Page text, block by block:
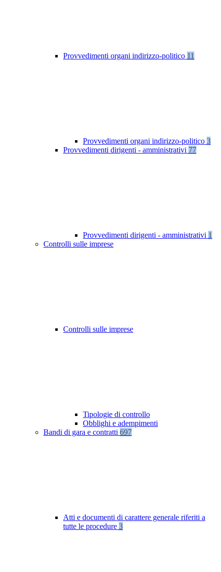
Provvedimenti organi indirizzo-politico 11
Provvedimenti organi indirizzo-politico 3
Provvedimenti dirigenti - amministrativi 77
Provvedimenti dirigenti - amministrativi 1
Controlli sulle imprese
Controlli sulle imprese
Tipologie di controllo
Obblighi e adempimenti
Bandi di gara e contratti 697
Atti e documenti di carattere generale riferiti a
tutte le procedure 3